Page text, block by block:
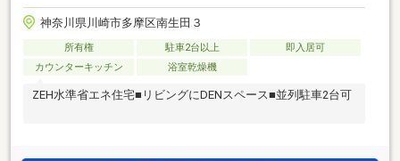
神奈川県川崎市多摩区南生田３
所有権 駐車2台以上
即入居可
カウンターキッチン
浴室乾燥機
ZEH水準省エネ住宅■リビングにDENスペース■並列駐車2台可